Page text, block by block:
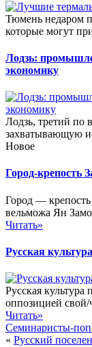
Тюмень недаром
которые могут
Лодзь:
экономику
Лодзь, третий по
захватывающую
Новое
Город-крепость
Город —
вельможа Ян
Читать»
Русская культура
Русская
оппозицией
Читать»
Семинаристы-
« Русский